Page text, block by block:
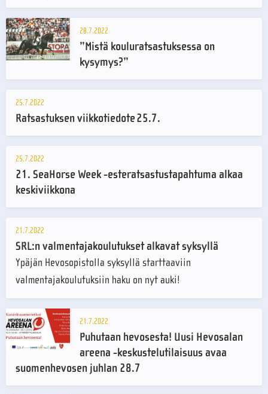
28.7.2022
”Mistä kouluratsastuksessa on
kysymys?”
25.7.2022
Ratsastuksen viikkotiedote 25.7.
25.7.2022
21. SeaHorse Week -esteratsastustapahtuma alkaa
keskiviikkona
21.7.2022
SRL:n valmentajakoulutukset alkavat syksyllä
Ypäjän Hevosopistolla syksyllä starttaaviin
valmentajakoulutuksiin haku on nyt auki!
21.7.2022
Puhutaan hevosesta! Uusi Hevosalan
areena -keskustelutilaisuus avaa
suomenhevosen juhlan 28.7